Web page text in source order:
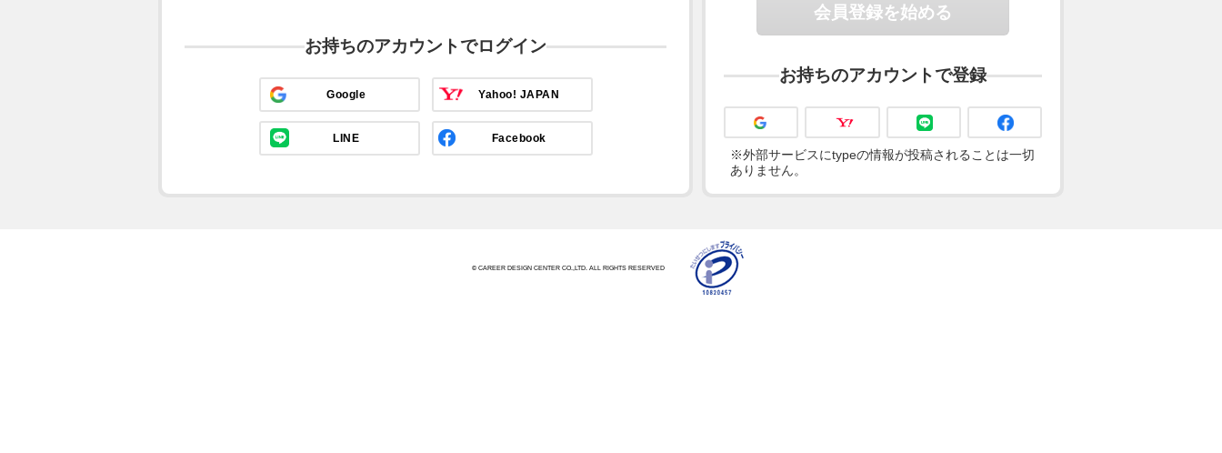
お持ちのアカウントでログイン
Google Yahoo! JAPAN
LINE Facebook
会員登録を始める
お持ちのアカウントで登録
※外部サービスにtypeの情報が投稿されることは一切
ありません。
© CAREER DESIGN CENTER CO.,LTD. ALL RIGHTS RESERVED